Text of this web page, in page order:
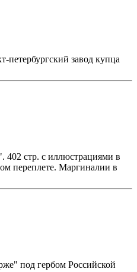
завод купца
402 стр. с иллюстрациями в
переплете. Маргиналии в
под гербом Российской